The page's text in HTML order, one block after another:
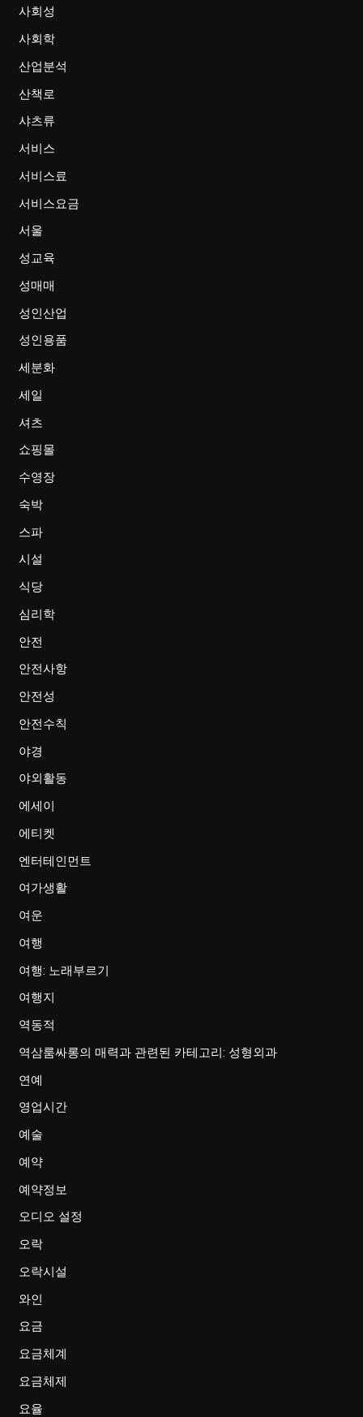
사회성
사회학
산업분석
산책로
샤츠류
서비스
서비스료
서비스요금
서울
성교육
성매매
성인산업
성인용품
세분화
세일
셔츠
쇼핑몰
수영장
숙박
스파
시설
식당
심리학
안전
안전사항
안전성
안전수칙
야경
야외활동
에세이
에티켓
엔터테인먼트
여가생활
여운
여행
여행: 노래부르기
여행지
역동적
역삼룸싸롱의 매력과 관련된 카테고리: 성형외과
연예
영업시간
예술
예약
예약정보
오디오 설정
오락
오락시설
와인
요금
요금체계
요금체제
요율